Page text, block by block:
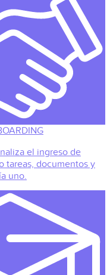
el ingreso de
tareas, documentos y
uno.